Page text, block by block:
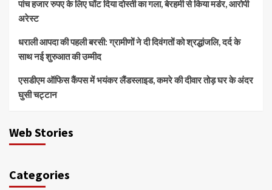
पांच हजार रुपए के लिए घोंट दिया दोस्ती का गला, बेरहमी से किया मर्डर, आरोपी
अरेस्ट
धराली आपदा की पहली बरसी: ग्रामीणों ने दी दिवंगतों को श्रद्धांजलि, दर्द के
साथ नई शुरुआत की उम्मीद
एसडीएम ऑफिस कैंपस में भयंकर लैंडस्लाइड, कमरे की दीवार तोड़ घर के अंदर
घुसी चट्टान
Web Stories
Categories